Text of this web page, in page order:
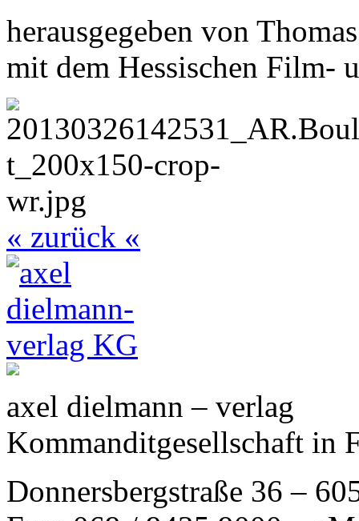
herausgegeben von
mit dem Hessischen Film-
« zurück «
axel dielmann – verlag
Kommanditgesellschaft in
Donnersbergstraße 36 –